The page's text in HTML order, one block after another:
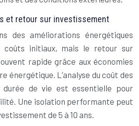
et retour sur investissement
des améliorations énergétiques
coûts initiaux, mais le retour sur
rapide grâce aux économies
énergétique. L’analyse du coût des
de vie est essentielle pour
Une isolation performante peut
de 5 à 10 ans.